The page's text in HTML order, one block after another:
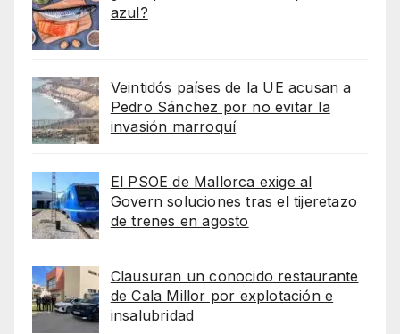
azul?
Veintidós países de la UE acusan a
Pedro Sánchez por no evitar la
invasión marroquí
El PSOE de Mallorca exige al
Govern soluciones tras el tijeretazo
de trenes en agosto
Clausuran un conocido restaurante
de Cala Millor por explotación e
insalubridad